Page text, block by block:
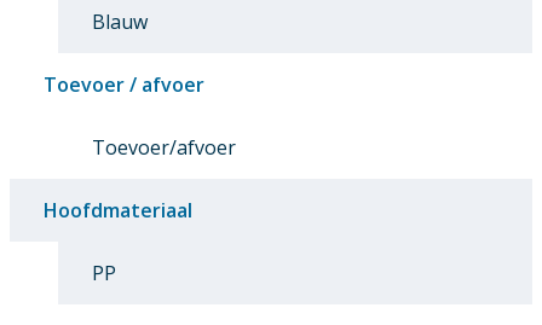
Blauw
Toevoer / afvoer
Toevoer/afvoer
Hoofdmateriaal
PP